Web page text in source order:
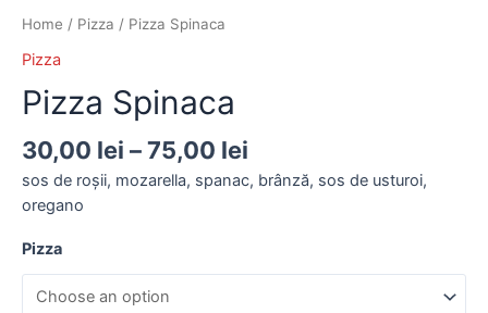
Home / Pizza / Pizza Spinaca
Pizza
Pizza Spinaca
30,00 lei –75,00 lei
sos de roșii, mozarella, spanac, brânză, sos de usturoi,
oregano
Pizza